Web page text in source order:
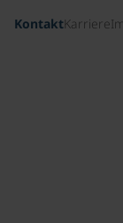
KontaktKarriere